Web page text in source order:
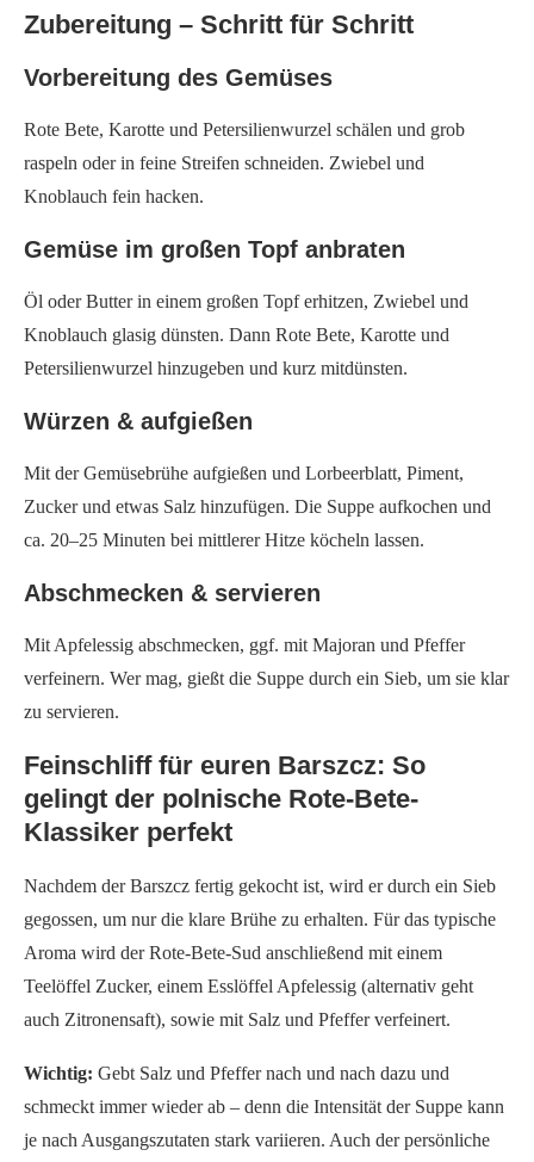
Zubereitung – Schritt für Schritt
Vorbereitung des Gemüses
Rote Bete, Karotte und Petersilienwurzel schälen und grob
raspeln oder in feine Streifen schneiden. Zwiebel und
Knoblauch fein hacken.
Gemüse im großen Topf anbraten
Öl oder Butter in einem großen Topf erhitzen, Zwiebel und
Knoblauch glasig dünsten. Dann Rote Bete, Karotte und
Petersilienwurzel hinzugeben und kurz mitdünsten.
Würzen & aufgießen
Mit der Gemüsebrühe aufgießen und Lorbeerblatt, Piment,
Zucker und etwas Salz hinzufügen. Die Suppe aufkochen und
ca. 20–25 Minuten bei mittlerer Hitze köcheln lassen.
Abschmecken & servieren
Mit Apfelessig abschmecken, ggf. mit Majoran und Pfeffer
verfeinern. Wer mag, gießt die Suppe durch ein Sieb, um sie klar
zu servieren.
Feinschliff für euren Barszcz: So
gelingt der polnische Rote-Bete-
Klassiker perfekt
Nachdem der Barszcz fertig gekocht ist, wird er durch ein Sieb
gegossen, um nur die klare Brühe zu erhalten. Für das typische
Aroma wird der Rote-Bete-Sud anschließend mit einem
Teelöffel Zucker, einem Esslöffel Apfelessig (alternativ geht
auch Zitronensaft), sowie mit Salz und Pfeffer verfeinert.
Wichtig: Gebt Salz und Pfeffer nach und nach dazu und
schmeckt immer wieder ab – denn die Intensität der Suppe kann
je nach Ausgangszutaten stark variieren. Auch der persönliche